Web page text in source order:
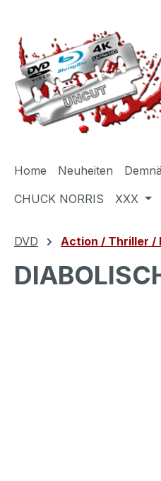
Home Neuheiten
CHUCK NORRIS
XXX
DVD Action / Thriller /